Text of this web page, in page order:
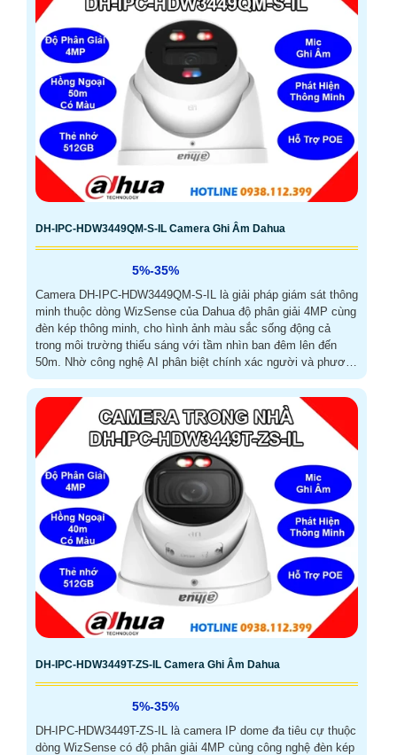
DH-IPC-HDW3449QM-S-IL Camera Ghi Âm Dahua
5%-35%
Camera DH-IPC-HDW3449QM-S-IL là giải pháp giám sát thông
minh thuộc dòng WizSense của Dahua độ phân giải 4MP cùng
đèn kép thông minh, cho hình ảnh màu sắc sống động cả
trong môi trường thiếu sáng với tầm nhìn ban đêm lên đến
50m. Nhờ công nghệ AI phân biệt chính xác người và phương
tiện kết hợp đàm thoại hai chiều và khe thẻ nhớ hỗ trợ tối đa
512GB đáp ứng nhu cầu giám sát chuyên nghiệp
DH-IPC-HDW3449T-ZS-IL Camera Ghi Âm Dahua
5%-35%
DH-IPC-HDW3449T-ZS-IL là camera IP dome đa tiêu cự thuộc
dòng WizSense có độ phân giải 4MP cùng công nghệ đèn kép